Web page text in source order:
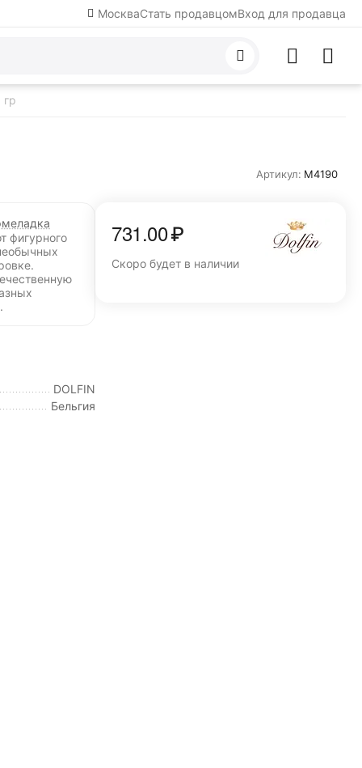
МоскваСтать продавцомВход для продавца
Артикул: M4190
фигурного
DOLFIN
Бельгия
731.00₽
Скоро будет в наличии